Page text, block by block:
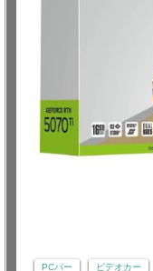
PCパー
ビデオカー